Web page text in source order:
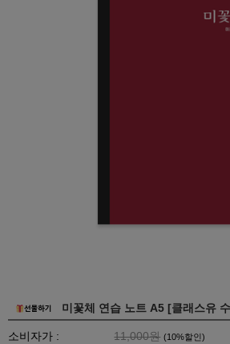
미꽃체 연습 노트 A5 [클래스유
소비자가 : 11,000원 (10%할인)